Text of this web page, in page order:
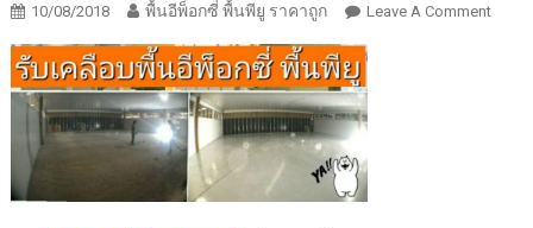
10/08/2018 พื้นอีพ็อกซี่ พื้นพียู ราคาถูก Leave A CommentOn